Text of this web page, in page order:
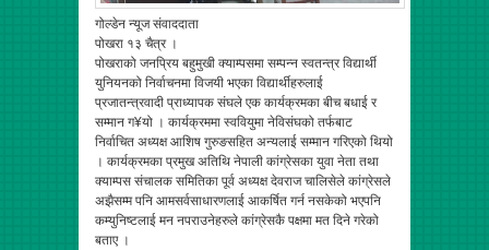
गोल्डेन न्यूज संवाददाता
पोखरा १३ चैत्र ।
पोखराको जनप्रिय बहुमुखी क्याम्पसमा सम्पन्न स्वतन्त्र विद्यार्थी
युनियनको निर्वाचनमा विजयी भएका विद्यार्थीहरुलाई
प्रजातन्त्रवादी प्राध्यापक संघले एक कार्यक्रमका बीच बधाई र
सम्मान ग¥यो । कार्यक्रममा स्ववियुमा नेविसंघको तर्फबाट
निर्वाचित अध्यक्ष आशिष गुरुङसहित अन्यलाई सम्मान गरिएको थियो
। कार्यक्रमका प्रमुख अतिथि नेपाली कांग्रेसका युवा नेता तथा
क्याम्पस संचालक समितिका पूर्व अध्यक्ष देवराज चालिसेले कांग्रेसले
अझैसम्म पनि आमसर्वसाधारणलाई आकर्षित गर्न नसकेको भएपनि
कम्युनिष्टलाई मन नपराउनेहरुले कांग्रेसकै पक्षमा मत दिने गरेको
बताए ।